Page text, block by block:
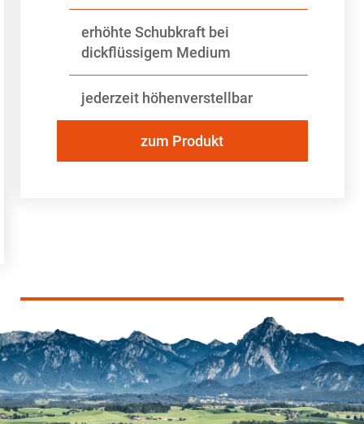
erhöhte Schubkraft bei
dickflüssigem Medium
jederzeit höhenverstellbar
zum Produkt